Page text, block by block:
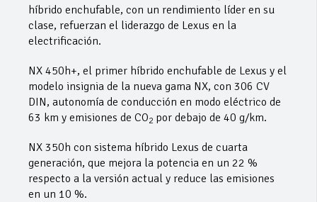
híbrido enchufable, con un rendimiento líder en su
clase, refuerzan el liderazgo de Lexus en la
electrificación.
NX 450h+, el primer híbrido enchufable de Lexus y el
modelo insignia de la nueva gama NX, con 306 CV
DIN, autonomía de conducción en modo eléctrico de
63 km y emisiones de CO2 por debajo de 40 g/km.
NX 350h con sistema híbrido Lexus de cuarta
generación, que mejora la potencia en un 22 %
respecto a la versión actual y reduce las emisiones
en un 10 %.